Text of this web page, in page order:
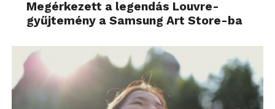
Megérkezett a legendás Louvre-
gyűjtemény a Samsung Art Store-ba